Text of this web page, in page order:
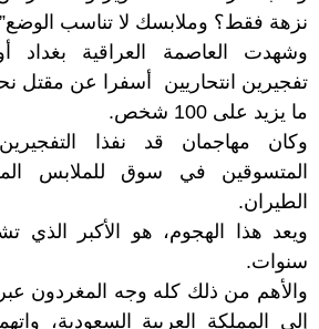
نزهة فقط؟ وملابسك لا تناسب
وشهدت العاصمة العراقية
ما يزيد على 100 شخص.
وكان مهاجمان قد نفذا
المتسوقين في سوق للملابس
الطيران.
ويعد هذا الهجوم، هو الأكبر الذي
سنوات.
والأهم من ذلك كله وجه المغردون عبر
إلى المملكة العربية
السعودية،